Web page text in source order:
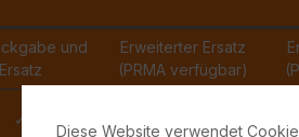
und
Ersatz
Erweiterter Ersatz
(PRMA verfügbar)
✓
Diese Website verwendet